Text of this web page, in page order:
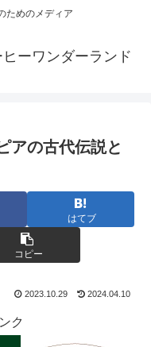
ためのメディア
ーワンダーランド
アの古代伝説と
はてブ
コピー
2023.10.29 2024.04.10
ク